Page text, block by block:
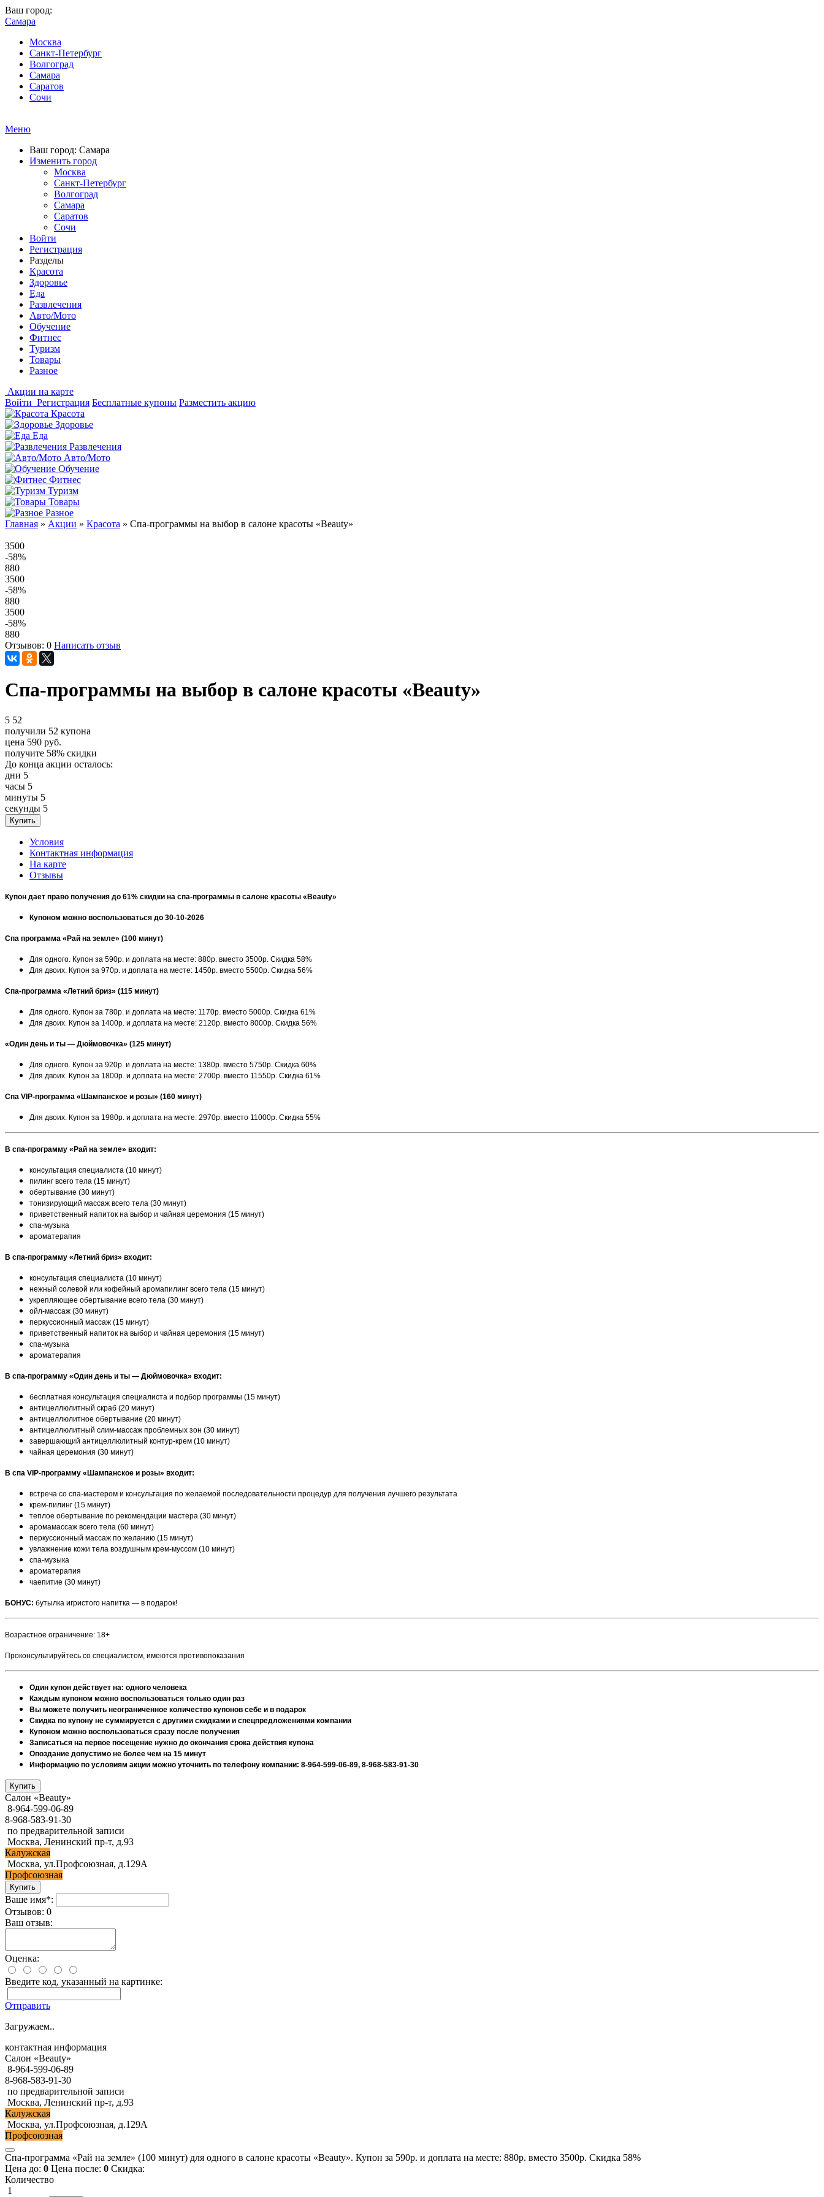
Ваш город:
Самара
Москва
Санкт-Петербург
Волгоград
Самара
Саратов
Сочи
Меню
Ваш город: Самара
Изменить город
Москва
Санкт-Петербург
Волгоград
Самара
Саратов
Сочи
Войти
Регистрация
Разделы
Красота
Здоровье
Еда
Развлечения
Авто/Мото
Обучение
Фитнес
Туризм
Товары
Разное
Акции на карте
Войти Регистрация Бесплатные купоны Разместить акцию
Красота
Здоровье
Еда
Развлечения
Авто/Мото
Обучение
Фитнес
Туризм
Товары
Разное
Главная » Акции » Красота » Спа-программы на выбор в салоне красоты «Beauty»
3500
-58%
880
3500
-58%
880
3500
-58%
880
Отзывов: 0 Написать отзыв
Спа-программы на выбор в салоне красоты «Beauty»
5 52
получили 52 купона
цена 590 руб.
получите 58% скидки
До конца акции осталось:
дни 5
часы 5
минуты 5
секунды 5
Условия
Контактная информация
На карте
Отзывы
Купон дает право получения до 61% скидки на спа-программы в салоне красоты «Beauty»
Купоном можно воспользоваться до 30-10-2026
Спа программа «Рай на земле» (100 минут)
Для одного. Купон за 590р. и доплата на месте: 880р. вместо 3500р. Скидка 58%
Для двоих. Купон за 970р. и доплата на месте: 1450р. вместо 5500р. Скидка 56%
Спа-программа «Летний бриз» (115 минут)
Для одного. Купон за 780р. и доплата на месте: 1170р. вместо 5000р. Скидка 61%
Для двоих. Купон за 1400р. и доплата на месте: 2120р. вместо 8000р. Скидка 56%
«Один день и ты — Дюймовочка» (125 минут)
Для одного. Купон за 920р. и доплата на месте: 1380р. вместо 5750р. Скидка 60%
Для двоих. Купон за 1800р. и доплата на месте: 2700р. вместо 11550р. Скидка 61%
Спа VIP-программа «Шампанское и розы» (160 минут)
Для двоих. Купон за 1980р. и доплата на месте: 2970р. вместо 11000р. Скидка 55%
В спа-программу «Рай на земле» входит:
консультация специалиста (10 минут)
пилинг всего тела (15 минут)
обертывание (30 минут)
тонизирующий массаж всего тела (30 минут)
приветственный напиток на выбор и чайная церемония (15 минут)
спа-музыка
ароматерапия
В спа-программу «Летний бриз» входит:
консультация специалиста (10 минут)
нежный солевой или кофейный аромапилинг всего тела (15 минут)
укрепляющее обертывание всего тела (30 минут)
ойл-массаж (30 минут)
перкуссионный массаж (15 минут)
приветственный напиток на выбор и чайная церемония (15 минут)
спа-музыка
ароматерапия
В спа-программу «Один день и ты — Дюймовочка» входит:
бесплатная консультация специалиста и подбор программы (15 минут)
антицеллюлитный скраб (20 минут)
антицеллюлитное обертывание (20 минут)
антицеллюлитный слим-массаж проблемных зон (30 минут)
завершающий антицеллюлитный контур-крем (10 минут)
чайная церемония (30 минут)
В спа VIP-программу «Шампанское и розы» входит:
встреча со спа-мастером и консультация по желаемой последовательности процедур для получения лучшего результата
крем-пилинг (15 минут)
теплое обертывание по рекомендации мастера (30 минут)
аромамассаж всего тела (60 минут)
перкуссионный массаж по желанию (15 минут)
увлажнение кожи тела воздушным крем-муссом (10 минут)
спа-музыка
ароматерапия
чаепитие (30 минут)
БОНУС: бутылка игристого напитка — в подарок!
Возрастное ограничение: 18+
Проконсультируйтесь со специалистом, имеются противопоказания
Один купон действует на: одного человека
Каждым купоном можно воспользоваться только один раз
Вы можете получить неограниченное количество купонов себе и в подарок
Скидка по купону не суммируется с другими скидками и спецпредложениями компании
Купоном можно воспользоваться сразу после получения
Записаться на первое посещение нужно до окончания срока действия купона
Опоздание допустимо не более чем на 15 минут
Информацию по условиям акции можно уточнить по телефону компании: 8-964-599-06-89, 8-968-583-91-30
Салон «Beauty»
8-964-599-06-89
8-968-583-91-30
по предварительной записи
Москва, Ленинский пр-т, д.93
Калужская
Москва, ул.Профсоюзная, д.129А
Профсоюзная
Ваше имя*:
Отзывов: 0
Ваш отзыв:
Оценка:
Введите код, указанный на картинке:
Отправить
Загружаем..
контактная информация
Салон «Beauty»
8-964-599-06-89
8-968-583-91-30
по предварительной записи
Москва, Ленинский пр-т, д.93
Калужская
Москва, ул.Профсоюзная, д.129А
Профсоюзная
Спа-программа «Рай на земле» (100 минут) для одного в салоне красоты «Beauty». Купон за 590р. и доплата на месте: 880р. вместо 3500р. Скидка 58%
Цена до: 0 Цена после: 0 Скидка:
Количество
1